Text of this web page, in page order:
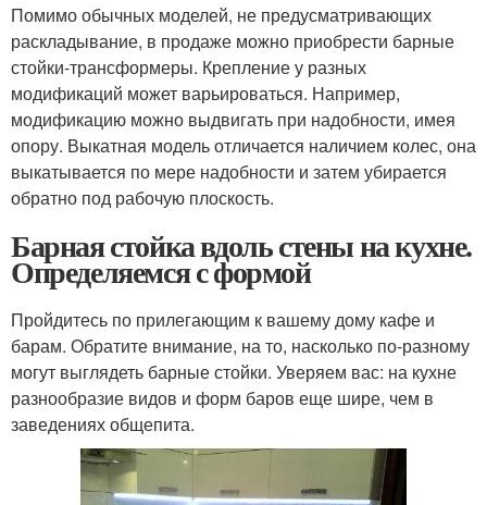
Помимо обычных моделей, не предусматривающих
раскладывание, в продаже можно приобрести барные
стойки-трансформеры. Крепление у разных
модификаций может варьироваться. Например,
модификацию можно выдвигать при надобности, имея
опору. Выкатная модель отличается наличием колес, она
выкатывается по мере надобности и затем убирается
обратно под рабочую плоскость.
Барная стойка вдоль стены на кухне.
Определяемся с формой
Пройдитесь по прилегающим к вашему дому кафе и
барам. Обратите внимание, на то, насколько по-разному
могут выглядеть барные стойки. Уверяем вас: на кухне
разнообразие видов и форм баров еще шире, чем в
заведениях общепита.